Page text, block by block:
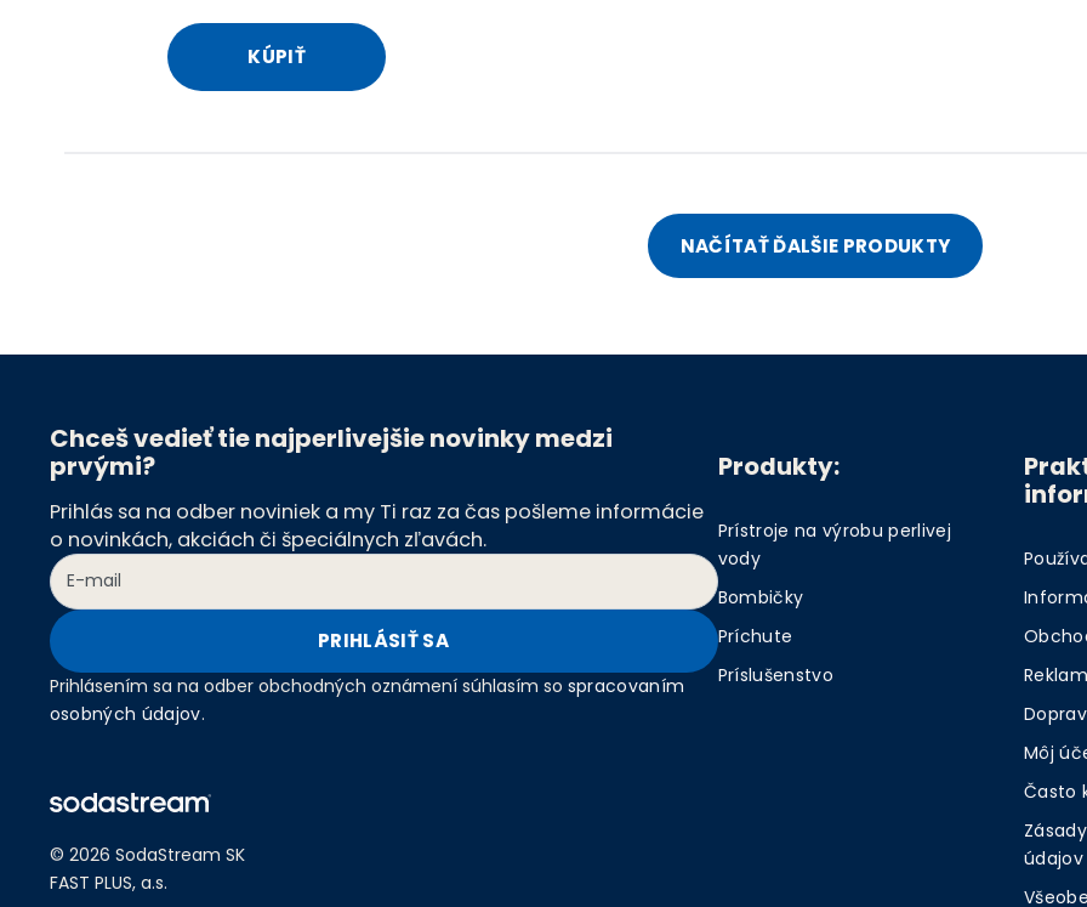
KÚPIŤ
NAČÍTAŤ ĎALŠIE PRODUKTY
Chceš vedieť tie najperlivejšie novinky medzi
prvými?
Prihlás sa na odber noviniek a my Ti raz za čas pošleme informácie
o novinkách, akciách či špeciálnych zľavách.
PRIHLÁSIŤ SA
Prihlásením sa na odber obchodných oznámení súhlasím so spracovaním
osobných údajov.
© 2026 SodaStream SK
FAST PLUS, a.s.
Produkty:
Prístroje na výrobu perlivej
vody
Bombičky
Príchute
Príslušenstvo
Môj
Často
údajov